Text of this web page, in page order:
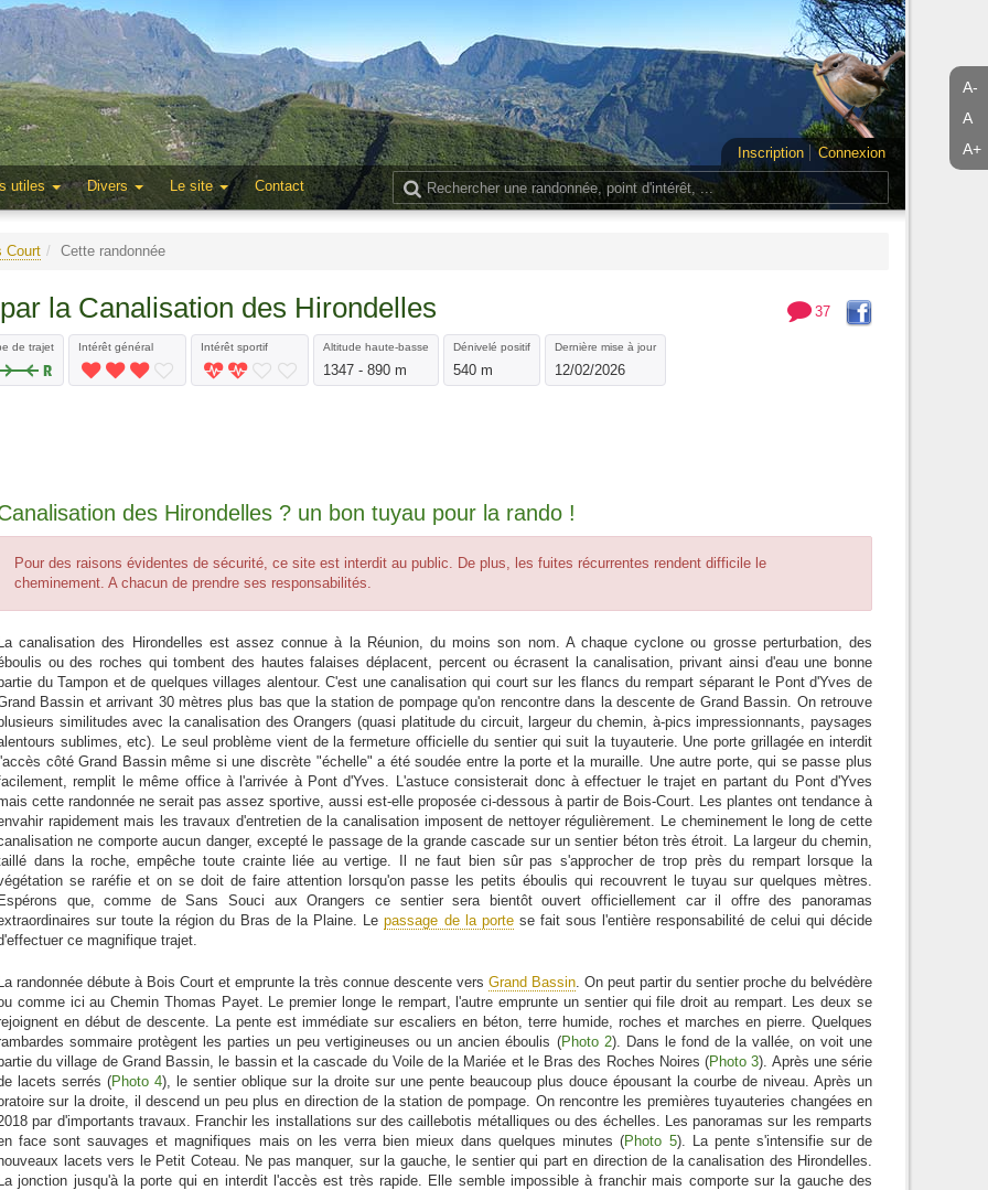
A-
A
A+
Inscription
Connexion
utiles Divers Le site Contact
Court Cette randonnée
37
la Canalisation des Hirondelles
de trajet Intérêt général Intérêt sportif Altitude haute-basse
1347 - 890 m
Dénivelé positif
540 m
Dernière mise à jour
12/02/2026
des Hirondelles ? un bon tuyau pour la rando !
Pour des raisons évidentes de sécurité, ce site est interdit au public. De plus, les fuites récurrentes rendent difficile le
cheminement. A chacun de prendre ses responsabilités.
La canalisation des Hirondelles est assez connue à la Réunion, du moins son nom. A chaque cyclone ou grosse perturbation, des
ou des roches qui tombent des hautes falaises déplacent, percent ou écrasent la canalisation, privant ainsi d'eau une bonne
du Tampon et de quelques villages alentour. C'est une canalisation qui court sur les flancs du rempart séparant le Pont d'Yves de
Bassin et arrivant 30 mètres plus bas que la station de pompage qu'on rencontre dans la descente de Grand Bassin. On retrouve
similitudes avec la canalisation des Orangers (quasi platitude du circuit, largeur du chemin, à-pics impressionnants, paysages
sublimes, etc). Le seul problème vient de la fermeture officielle du sentier qui suit la tuyauterie. Une porte grillagée en interdit
l'accès côté Grand Bassin même si une discrète "échelle" a été soudée entre la porte et la muraille. Une autre porte, qui se passe plus
remplit le même office à l'arrivée à Pont d'Yves. L'astuce consisterait donc à effectuer le trajet en partant du Pont d'Yves
cette randonnée ne serait pas assez sportive, aussi est-elle proposée ci-dessous à partir de Bois-Court. Les plantes ont tendance à
rapidement mais les travaux d'entretien de la canalisation imposent de nettoyer régulièrement. Le cheminement le long de cette
ne comporte aucun danger, excepté le passage de la grande cascade sur un sentier béton très étroit. La largeur du chemin,
dans la roche, empêche toute crainte liée au vertige. Il ne faut bien sûr pas s'approcher de trop près du rempart lorsque la
se raréfie et on se doit de faire attention lorsqu'on passe les petits éboulis qui recouvrent le tuyau sur quelques mètres.
Espérons que, comme de Sans Souci aux Orangers ce sentier sera bientôt ouvert officiellement car il offre des panoramas
sur toute la région du Bras de la Plaine. Lepassage de la portese fait sous l'entière responsabilité de celui qui décide
ce magnifique trajet.
La randonnée débute à Bois Court et emprunte la très connue descente vers Grand Bassin. On peut partir du sentier proche du belvédère
comme ici au Chemin Thomas Payet. Le premier longe le rempart, l'autre emprunte un sentier qui file droit au rempart. Les deux se
en début de descente. La pente est immédiate sur escaliers en béton, terre humide, roches et marches en pierre. Quelques
sommaire protègent les parties un peu vertigineuses ou un ancien éboulis (Photo 2). Dans le fond de la vallée, on voit une
du village de Grand Bassin, le bassin et la cascade du Voile de la Mariée et le Bras des Roches Noires (Photo 3). Après une série
lacets serrés (Photo 4), le sentier oblique sur la droite sur une pente beaucoup plus douce épousant la courbe de niveau. Après un
sur la droite, il descend un peu plus en direction de la station de pompage. On rencontre les premières tuyauteries changées en
par d'importants travaux. Franchir les installations sur des caillebotis métalliques ou des échelles. Les panoramas sur les remparts
face sont sauvages et magnifiques mais on les verra bien mieux dans quelques minutes (Photo 5). La pente s'intensifie sur de
lacets vers le Petit Coteau. Ne pas manquer, sur la gauche, le sentier qui part en direction de la canalisation des Hirondelles.
La jonction jusqu'à la porte qui en interdit l'accès est très rapide. Elle semble impossible à franchir mais comporte sur la gauche des